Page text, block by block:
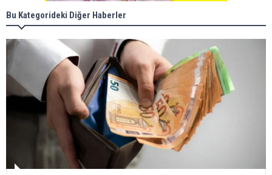
Bu Kategorideki Diğer Haberler